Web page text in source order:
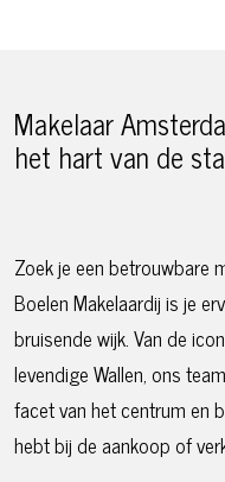
Makelaar
het hart van de
Zoek je een betrouwbare
Boelen Makelaardij is je
bruisende wijk. Van de
levendige Wallen, ons
facet van het centrum en
hebt bij de aankoop of